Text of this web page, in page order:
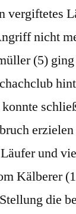
vergiftetes
nicht
(5)
erzielen
und
Kälberer
die